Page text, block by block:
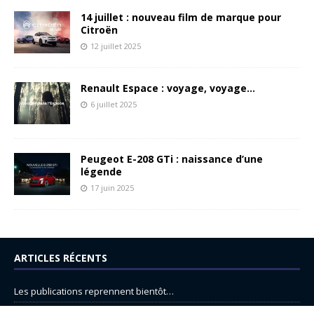
14 juillet : nouveau film de marque pour
Citroën
12 juillet 2025
Renault Espace : voyage, voyage…
6 juillet 2025
Peugeot E-208 GTi : naissance d’une
légende
17 juin 2025
ARTICLES RÉCENTS
Les publications reprennent bientôt…